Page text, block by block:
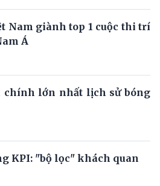
Nam giành top 1 cuộc thi trí
Á
chính lớn nhất lịch sử bóng
KPI: "bộ lọc" khách quan